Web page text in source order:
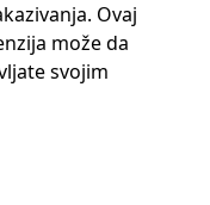
Ovaj
može da
svojim